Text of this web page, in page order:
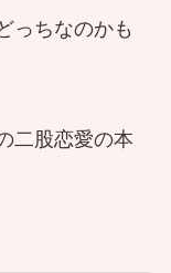
っちなのかも
二股恋愛の本